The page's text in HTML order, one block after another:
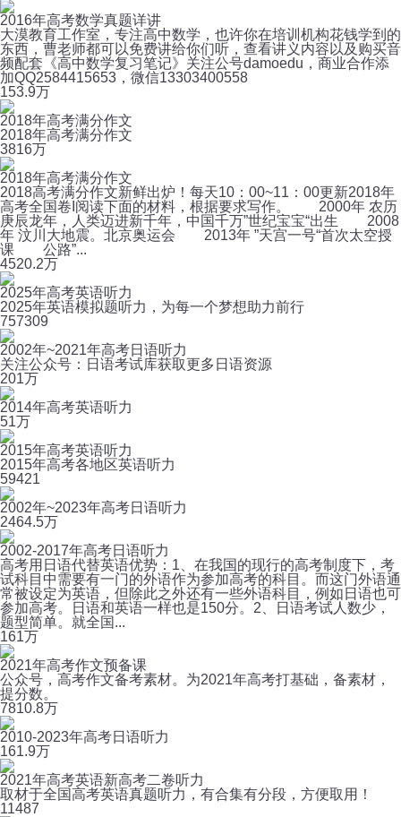
2016年高考数学真题详讲
大漠教育工作室，专注高中数学，也许你在培训机构花钱学到的
东西，曹老师都可以免费讲给你们听，查看讲义内容以及购买音
频配套《高中数学复习笔记》关注公号damoedu，商业合作添
加QQ2584415653，微信13303400558
153.9万
2018年高考满分作文
2018年高考满分作文
3816万
2018年高考满分作文
2018高考满分作文新鲜出炉！每天10：00~11：00更新2018年
高考全国卷I阅读下面的材料，根据要求写作。 2000年 农历
庚辰龙年，人类迈进新千年，中国千万”世纪宝宝“出生 2008
年 汶川大地震。北京奥运会 2013年 ”天宫一号“首次太空授
课 公路”...
4520.2万
2025年高考英语听力
2025年英语模拟题听力，为每一个梦想助力前行
757309
2002年~2021年高考日语听力
关注公众号：日语考试库获取更多日语资源
201万
2014年高考英语听力
51万
2015年高考英语听力
2015年高考各地区英语听力
59421
2002年~2023年高考日语听力
2464.5万
2002-2017年高考日语听力
高考用日语代替英语优势：1、在我国的现行的高考制度下，考
试科目中需要有一门的外语作为参加高考的科目。而这门外语通
常被设定为英语，但除此之外还有一些外语科目，例如日语也可
参加高考。日语和英语一样也是150分。2、日语考试人数少，
题型简单。就全国...
161万
2021年高考作文预备课
公众号，高考作文备考素材。为2021年高考打基础，备素材，
提分数。
7810.8万
2010-2023年高考日语听力
161.9万
2021年高考英语新高考二卷听力
取材于全国高考英语真题听力，有合集有分段，方便取用！
11487